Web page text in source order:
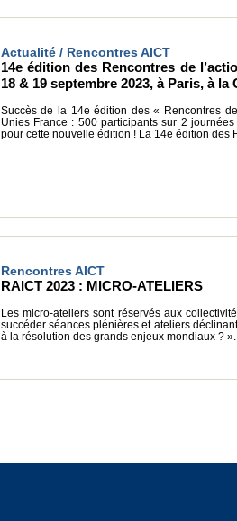
Actualité / Rencontres AICT
14e édition des Rencontres de
18 & 19 septembre 2023, à Paris, à
Succès de la 14e édition des « Rencontres
Unies France : 500 participants sur 2
pour cette nouvelle édition ! La 14e édition des
Rencontres AICT
RAICT 2023 : MICRO-ATELIERS
Les micro-ateliers sont réservés aux
succéder séances plénières et ateliers
à la résolution des grands enjeux mondiaux ?